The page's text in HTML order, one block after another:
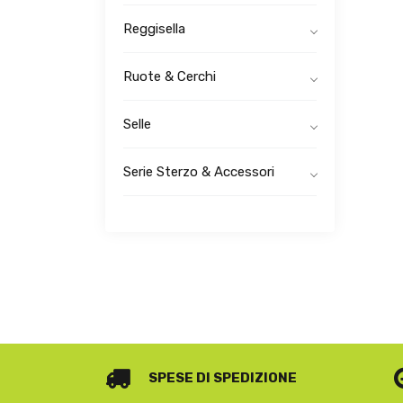
Reggisella
Ruote & Cerchi
Selle
Serie Sterzo & Accessori
SPESE DI SPEDIZIONE